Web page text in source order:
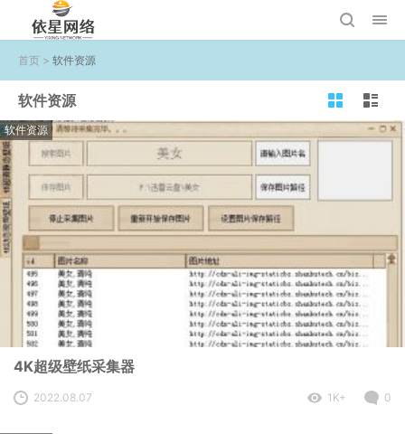
首页 > 软件资源
软件资源
软件资源
4K超级壁纸采集器
2022.08.07 1K+ 0